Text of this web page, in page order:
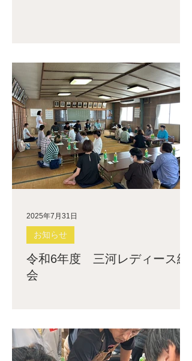
令和6年度 三河レディース総
会
お知らせ
2025年7月31日